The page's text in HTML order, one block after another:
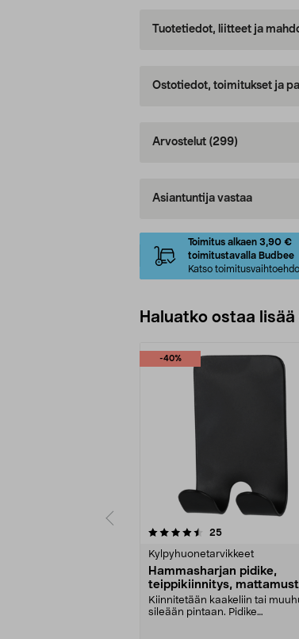
Tuotetiedot, liitteet ja
Ostotiedot, toimitukset ja
Arvostelut (299)
Asiantuntija vastaa
Toimitus alkaen 3,90 €
toimitustavalla Budbee
Katso
Haluatko ostaa
-40%
25arvostelut
Kylpyhuonetarvikkeet
Hammasharjan pidike,
teippikiinnitys,
Kiinnitetään kaakeliin tai
sileään pintaan. Pidike
4.0viidestä